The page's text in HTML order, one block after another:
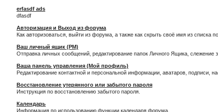
erfasdf ads
dfasdf
Авторизация и Выход из форума
Как авторизоваться, выйти из форума, а также как скрыть своё имя из списка
Ваш личный ящик (PM)
Отправка личных сообщений, редактирование папок Личного Ящика,
Ваша панель управления (Мой профиль)
Редактирование контактной и персональной информации, аватаров,
Восстановление утерянного или забытого пароля
Инструкция по восстановлению забытого пароля.
Календарь
Информация по использованию функции календаря форума.